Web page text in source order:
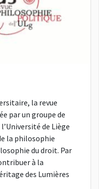
la revue
par un groupe de
de Liège
la philosophie
du droit. Par
à la
des Lumières